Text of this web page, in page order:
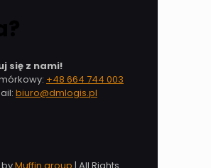
się z nami!
+48 664 744 003
biuro@dmlogis.pl